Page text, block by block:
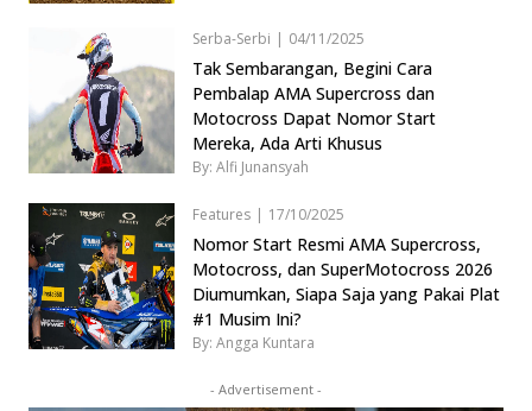
Serba-Serbi | 04/11/2025
Tak Sembarangan, Begini Cara
Pembalap AMA Supercross dan
Motocross Dapat Nomor Start
Mereka, Ada Arti Khusus
By: Alfi Junansyah
Features | 17/10/2025
Nomor Start Resmi AMA Supercross,
Motocross, dan SuperMotocross 2026
Diumumkan, Siapa Saja yang Pakai Plat
#1 Musim Ini?
By: Angga Kuntara
- Advertisement -